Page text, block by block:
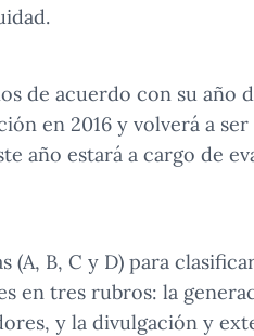
de acuerdo con su año
en 2016 y volverá a ser
año estará a cargo de
B, C y D) para
en tres rubros: la
y la divulgación y